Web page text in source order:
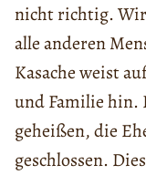
nicht richtig. Wir
alle anderen
Kasache weist
und Familie hin.
geheißen, die
geschlossen.